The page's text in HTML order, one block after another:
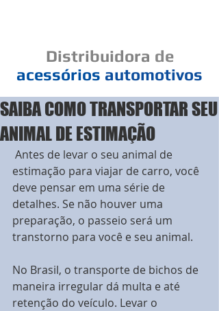
Distribuidora de
acessórios automotivos
Um elo de bons
SAIBA COMO TRANSPORTAR SEU
ANIMAL DE ESTIMAÇÃO
estimação para viajar de carro, você
deve pensar em uma série de
detalhes. Se não houver uma
preparação, o passeio será um
transtorno para você e seu animal.
No Brasil, o transporte de bichos de
maneira irregular dá multa e até
retenção do veículo. Levar o